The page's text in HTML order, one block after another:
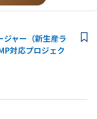
ジャー（新生産ラ
対応プロジェク